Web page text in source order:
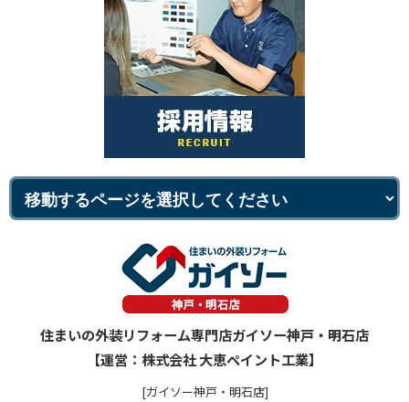
住まいの外装リフォーム専門店ガイソー神戸・明石店
【運営：株式会社 大恵ペイント工業】
[ガイソー神戸・明石店]